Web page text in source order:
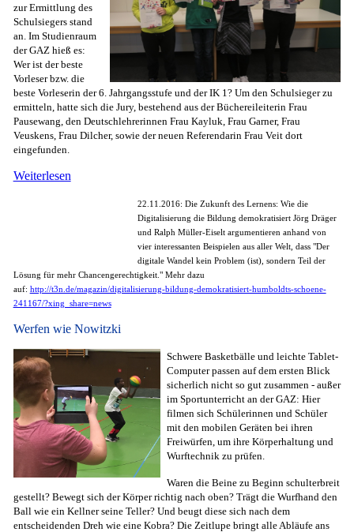
zur Ermittlung des
Schulsiegers stand
an. Im Studienraum
der GAZ hieß es:
Wer ist der beste
Vorleser bzw. die
beste Vorleserin der 6. Jahrgangsstufe und der IK 1? Um den Schulsieger zu
ermitteln, hatte sich die Jury, bestehend aus der Büchereileiterin Frau
Pausewang, den Deutschlehrerinnen Frau Kayluk, Frau Garner, Frau
Veuskens, Frau Dilcher, sowie der neuen Referendarin Frau Veit dort
eingefunden.
Weiterlesen
22.11.2016: Die Zukunft des Lernens: Wie die
Digitalisierung die Bildung demokratisiert Jörg Dräger
und Ralph Müller-Eiselt argumentieren anhand von
vier interessanten Beispielen aus aller Welt, dass "Der
digitale Wandel kein Problem (ist), sondern Teil der
Lösung für mehr Chancengerechtigkeit." Mehr dazu
auf: http://t3n.de/magazin/digitalisierung-bildung-demokratisiert-humboldts-schoene-
241167/?xing_share=news
Werfen wie Nowitzki
Schwere Basketbälle und leichte Tablet-
Computer passen auf dem ersten Blick
sicherlich nicht so gut zusammen - außer
im Sportunterricht an der GAZ: Hier
filmen sich Schülerinnen und Schüler
mit den mobilen Geräten bei ihren
Freiwürfen, um ihre Körperhaltung und
Wurftechnik zu prüfen.
Waren die Beine zu Beginn schulterbreit
gestellt? Bewegt sich der Körper richtig nach oben? Trägt die Wurfhand den
Ball wie ein Kellner seine Teller? Und beugt diese sich nach dem
entscheidenden Dreh wie eine Kobra? Die Zeitlupe bringt alle Abläufe ans